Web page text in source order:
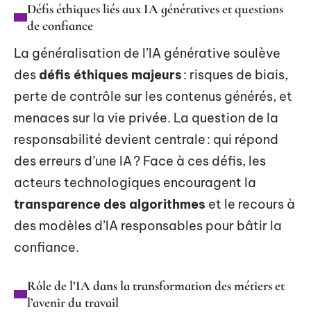
Défis éthiques liés aux IA génératives et questions
de confiance
La généralisation de l’IA générative soulève
des défis éthiques majeurs: risques de biais,
perte de contrôle sur les contenus générés, et
menaces sur la vie privée. La question de la
responsabilité devient centrale : qui répond
des erreurs d’une IA ? Face à ces défis, les
acteurs technologiques encouragent la
transparence des algorithmes et le recours à
des modèles d’IA responsables pour bâtir la
confiance.
Rôle de l’IA dans la transformation des métiers et
l’avenir du travail